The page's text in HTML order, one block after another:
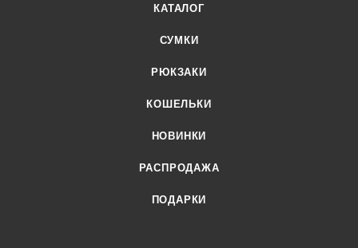
КАТАЛОГ
СУМКИ
РЮКЗАКИ
КОШЕЛЬКИ
НОВИНКИ
РАСПРОДАЖА
ПОДАРКИ